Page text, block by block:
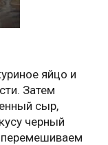
яйцо и
Затем
сыр,
черный